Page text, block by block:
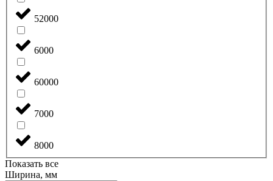
52000
6000
60000
7000
8000
Показать все
Ширина, мм